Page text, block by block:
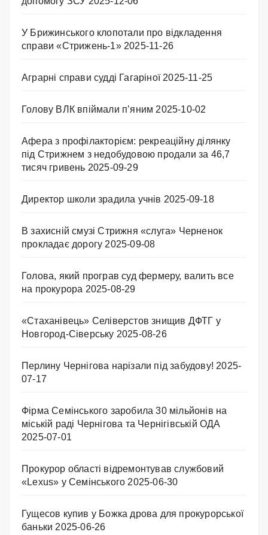
У Брижинського клопотали про відкладення
справи «Стрижень-1» 2025-11-26
Аграрні справи судді Гагаріної 2025-11-25
Голову ВЛК впіймали п’яним 2025-10-02
Афера з профілакторієм: рекреаційну ділянку
під Стрижнем з недобудовою продали за 46,7
тисяч гривень 2025-09-29
Директор школи зрадила учнів 2025-09-18
В захисній смузі Стрижня «слуга» Черненок
прокладає дорогу 2025-09-08
Голова, який програв суд фермеру, валить все
на прокурора 2025-08-29
«Стаханівець» Селіверстов знищив ДФТГ у
Новгород-Сіверську 2025-08-26
Перлину Чернігова нарізали під забудову! 2025-
07-17
Фірма Семінського заробила 30 мільйонів на
міській раді Чернігова та Чернігівській ОДА
2025-07-01
Прокурор області відремонтував службовий
«Lexus» у Семінського 2025-06-30
Гущесов купив у Божка дрова для прокурорської
баньки 2025-06-26